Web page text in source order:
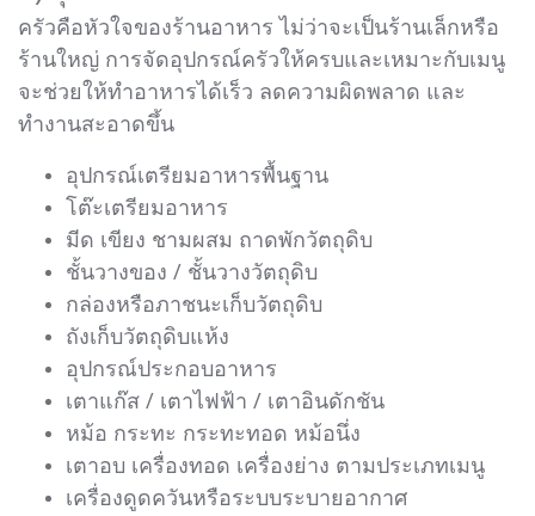
ครัวคือหัวใจของร้านอาหาร ไม่ว่าจะเป็นร้านเล็กหรือ
ร้านใหญ่ การจัดอุปกรณ์ครัวให้ครบและเหมาะกับเมนู
จะช่วยให้ทำอาหารได้เร็ว ลดความผิดพลาด และ
ทำงานสะอาดขึ้น
อุปกรณ์เตรียมอาหารพื้นฐาน
โต๊ะเตรียมอาหาร
มีด เขียง ชามผสม ถาดพักวัตถุดิบ
ชั้นวางของ / ชั้นวางวัตถุดิบ
กล่องหรือภาชนะเก็บวัตถุดิบ
ถังเก็บวัตถุดิบแห้ง
อุปกรณ์ประกอบอาหาร
เตาแก๊ส / เตาไฟฟ้า / เตาอินดักชัน
หม้อ กระทะ กระทะทอด หม้อนึ่ง
เตาอบ เครื่องทอด เครื่องย่าง ตามประเภทเมนู
เครื่องดูดควันหรือระบบระบายอากาศ